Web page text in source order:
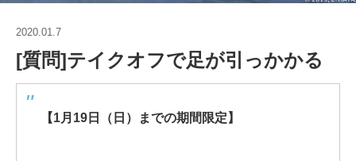
2020.01.7
[質問]テイクオフで足が引っかかる
【1月19日（日）までの期間限定】